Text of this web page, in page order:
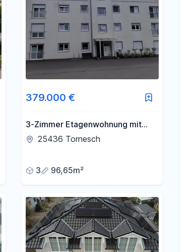
379.000 €
3-Zimmer Etagenwohnung mit
Balkon in Tornesch zum Verkauf
25436 Tornesch
3 96,65m²